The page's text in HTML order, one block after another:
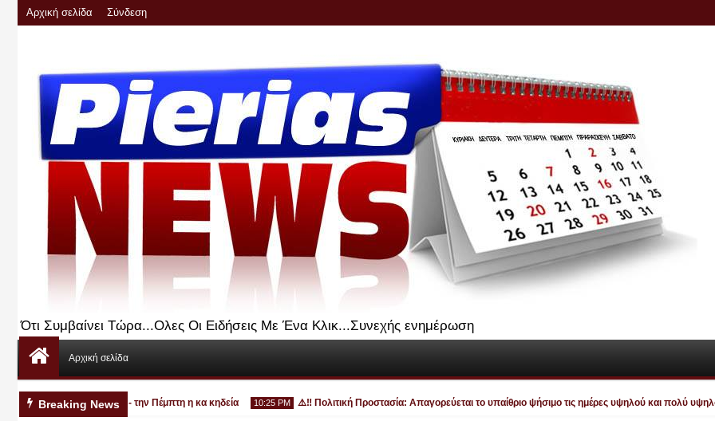
Αρχική σελίδα Σύνδεση
Ότι Συμβαίνει Τώρα...Ολες Οι Ειδήσεις Με Ένα Κλικ...Συνεχής ενημέρωση
Αρχική σελίδα
Breaking News
στην Κατερίνη - την Πέμπτη η κα κηδεία 10:25 PM ⚠️‼️ Πολιτική Προστασία: Απαγορεύεται το υπαίθριο ψήσιμο τις ημέρες υψηλού και πολύ υψηλού